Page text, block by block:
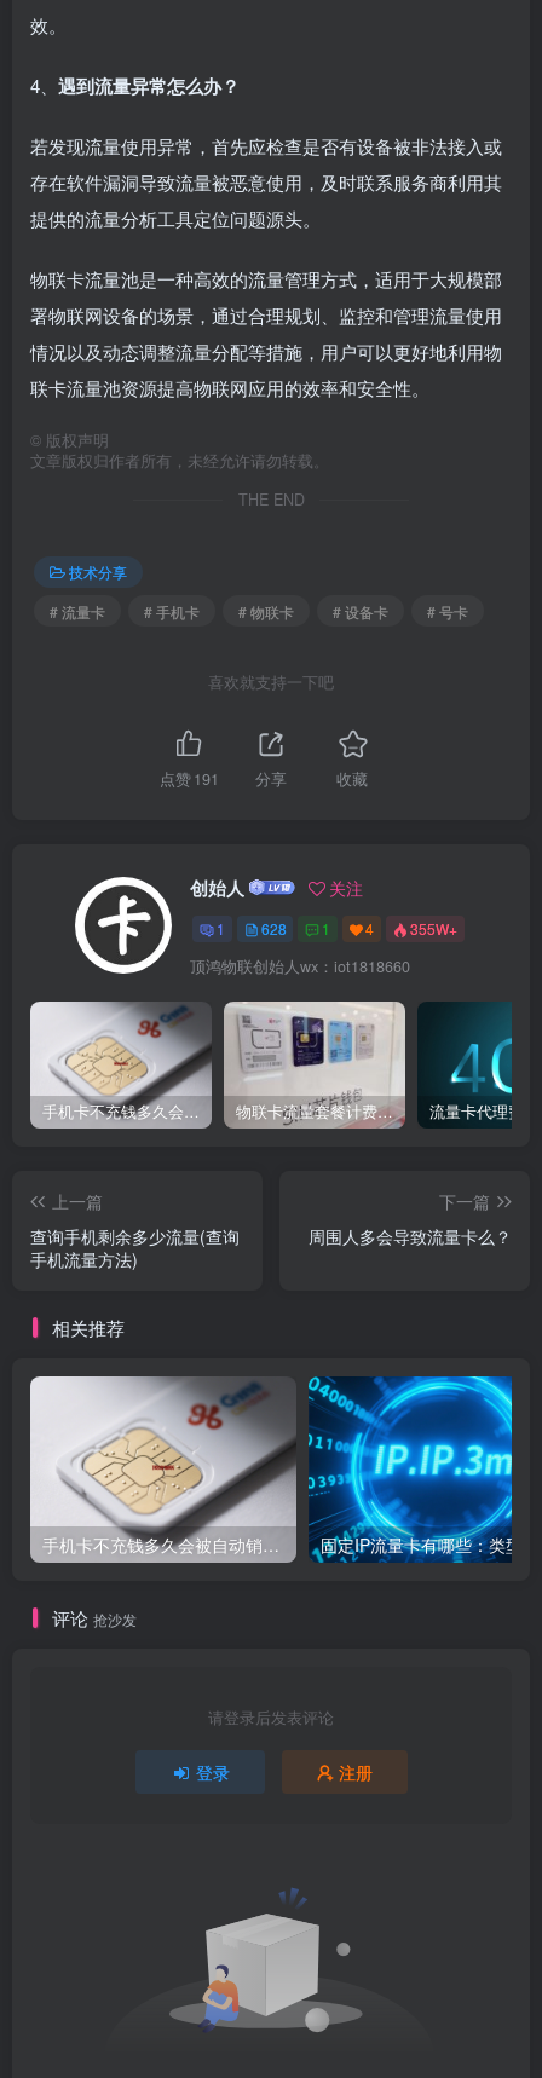
效。
4、 遇到流量异常怎么办？
若发现流量使用异常，首先应检查是否有设备被非法接入或
存在软件漏洞导致流量被恶意使用，及时联系服务商利用其
提供的流量分析工具定位问题源头。
物联卡流量池是一种高效的流量管理方式，适用于大规模部
署物联网设备的场景，通过合理规划、监控和管理流量使用
情况以及动态调整流量分配等措施，用户可以更好地利用物
联卡流量池资源提高物联网应用的效率和安全性。
© 版权声明
文章版权归作者所有，未经允许请勿转载。
THE END
技术分享
# 流量卡
# 手机卡 # 物联卡 # 设备卡 # 号卡
喜欢就支持一下吧
点赞191 分享 收藏
创始人 关注
1 628 1 4 355W+
顶鸿物联创始人wx：iot1818660
手机卡不充钱多久会被自动销户？ 物联卡流量套餐计费方式 流量卡代理费用
上一篇
查询手机剩余多少流量(查询
手机流量方法)
下一篇
周围人多会导致流量卡么？
相关推荐
手机卡不充钱多久会被自动销户？
评论 抢沙发
请登录后发表评论
登录 注册